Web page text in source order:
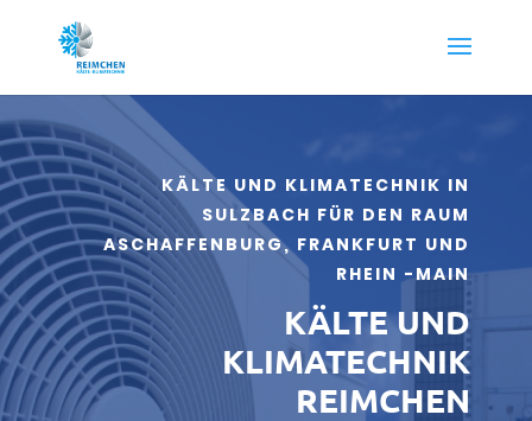
KÄLTE UND KLIMATECHNIK IN
SULZBACH FÜR DEN RAUM
ASCHAFFENBURG, FRANKFURT UND
RHEIN -MAIN
KÄLTE UND
KLIMATECHNIK
REIMCHEN